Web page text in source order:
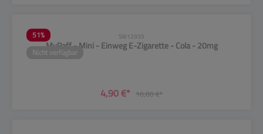
51%
Nicht verfügbar
SW12935
MyPaff - Mini - Einweg E-Zigarette - Cola - 20mg
4,90 €* 10,00 €*